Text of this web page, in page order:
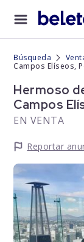
Búsqueda
Campos Elíseos,
Hermoso
Campos
EN VENTA
Reportar